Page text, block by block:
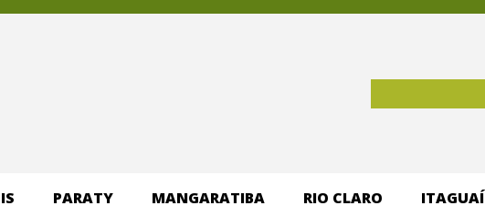
PARATY MANGARATIBA RIO CLARO ITAGUAÍ